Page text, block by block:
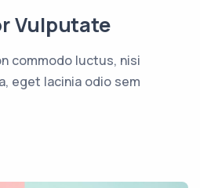
Vulputate
commodo luctus, nisi
eget lacinia odio sem